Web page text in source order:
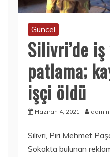
Güncel
Silivri’de
patlama;
işçi öldü
Haziran 4, 2021 admin
Silivri, Piri Mehmet
Sokakta bulunan